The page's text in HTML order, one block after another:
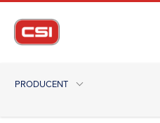
PRODUCENT